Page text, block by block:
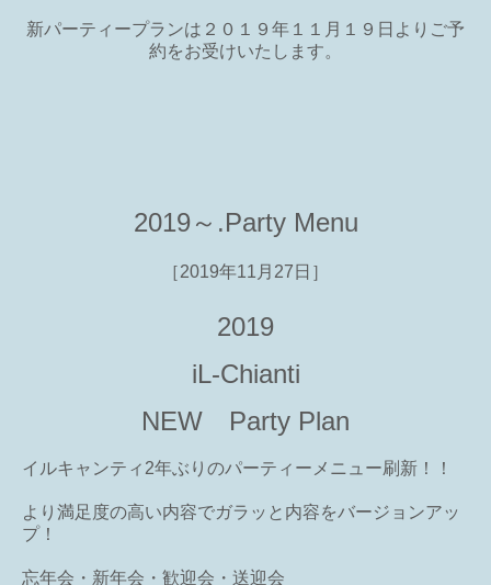
新パーティープランは２０１９年１１月１９日よりご予
約をお受けいたします。
2019～.Party Menu
［2019年11月27日］
2019
iL-Chianti
NEW Party Plan
イルキャンティ2年ぶりのパーティーメニュー刷新！！
より満足度の高い内容でガラッと内容をバージョンアッ
プ！
忘年会・新年会・歓迎会・送迎会